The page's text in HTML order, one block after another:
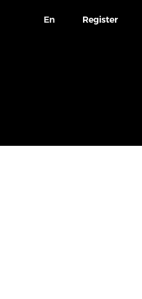
En Register